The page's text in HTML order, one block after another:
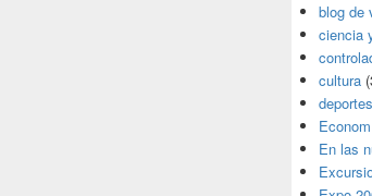
blog de
ciencia
cultura
deportes
En las